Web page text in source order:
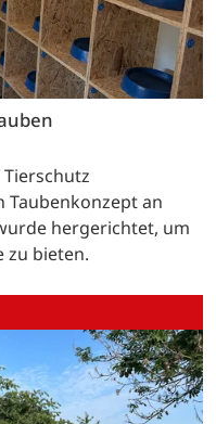
Taubenkonzept an
hergerichtet, um
zu bieten.